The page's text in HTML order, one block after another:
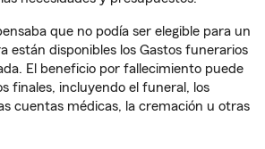
que no podía ser elegible para un
están disponibles los Gastos funerarios
El beneficio por fallecimiento puede
finales, incluyendo el funeral, los
cuentas médicas, la cremación u otras